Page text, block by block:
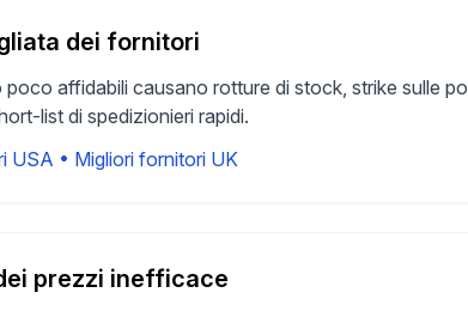
dei fornitori
poco affidabili causano rotture di stock, strike sulle
list di spedizionieri rapidi.
USA • Migliori fornitori UK
prezzi inefficace